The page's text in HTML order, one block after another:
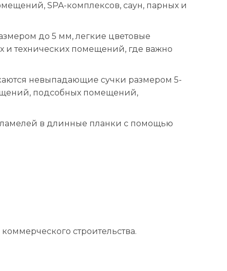
SPA-комплексов, саун, парных и
до 5 мм, легкие цветовые
и технических помещений, где важно
невыпадающие сучки размером 5-
подсобных помещений,
в длинные планки с помощью
строительства.